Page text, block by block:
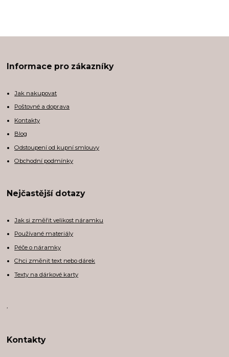
Informace pro zákazníky
Jak nakupovat
Poštovné a doprava
Kontakty
Blog
Odstoupení od kupní smlouvy
Obchodní podmínky
Nejčastější dotazy
Jak si změřit velikost náramku
Používané materiály
Péče o náramky
Chci změnit text nebo dárek
Texty na dárkové karty
,
Kontakty